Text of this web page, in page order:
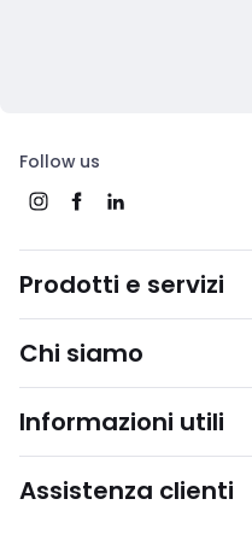
Follow us
Prodotti e servizi
Chi siamo
Informazioni utili
Assistenza clienti